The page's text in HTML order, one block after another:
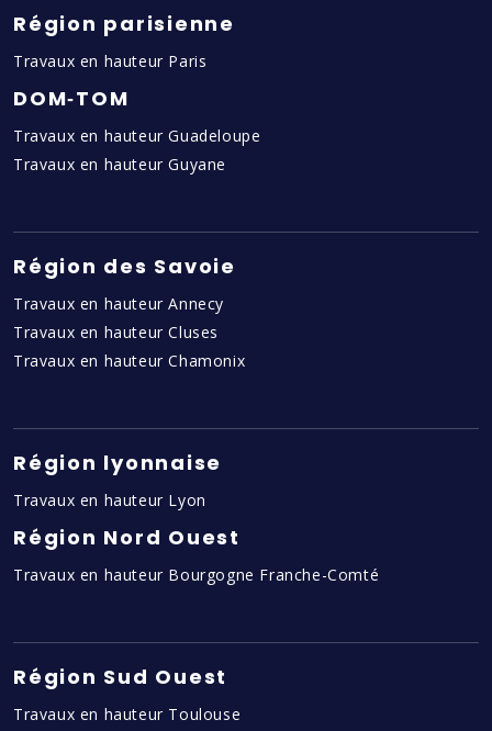
Région parisienne
Travaux en hauteur Paris
DOM‑TOM
Travaux en hauteur Guadeloupe
Travaux en hauteur Guyane
Région des Savoie
Travaux en hauteur Annecy
Travaux en hauteur Cluses
Travaux en hauteur Chamonix
Région lyonnaise
Travaux en hauteur Lyon
Région Nord Ouest
Travaux en hauteur Bourgogne Franche-Comté
Région Sud Ouest
Travaux en hauteur Toulouse